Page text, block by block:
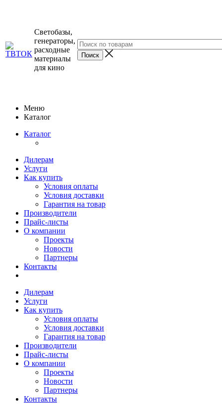
Светобазы,
генераторы,
расходные
материалы
для кино
Меню
Каталог
Каталог
Дилерам
Услуги
Как купить
Условия оплаты
Условия доставки
Гарантия на товар
Производители
Прайс-листы
О компании
Проекты
Новости
Партнеры
Контакты
Дилерам
Услуги
Как купить
Условия оплаты
Условия доставки
Гарантия на товар
Производители
Прайс-листы
О компании
Проекты
Новости
Партнеры
Контакты